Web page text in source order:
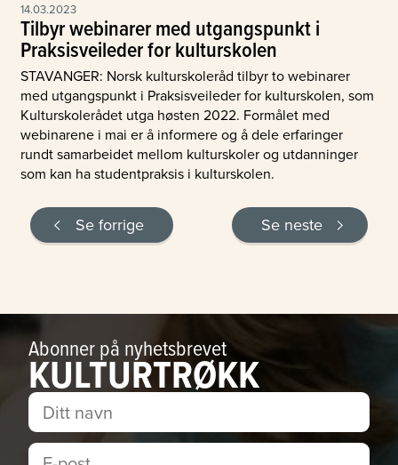
14.03.2023
Tilbyr webinarer med utgangspunkt i
Praksisveileder for kulturskolen
STAVANGER: Norsk kulturskoleråd tilbyr to webinarer
med utgangspunkt i Praksisveileder for kulturskolen, som
Kulturskolerådet utga høsten 2022. Formålet med
webinarene i mai er å informere og å dele erfaringer
rundt samarbeidet mellom kulturskoler og utdanninger
som kan ha studentpraksis i kulturskolen.
Se forrige Se neste
Abonner på nyhetsbrevet
KULTURTRØKK